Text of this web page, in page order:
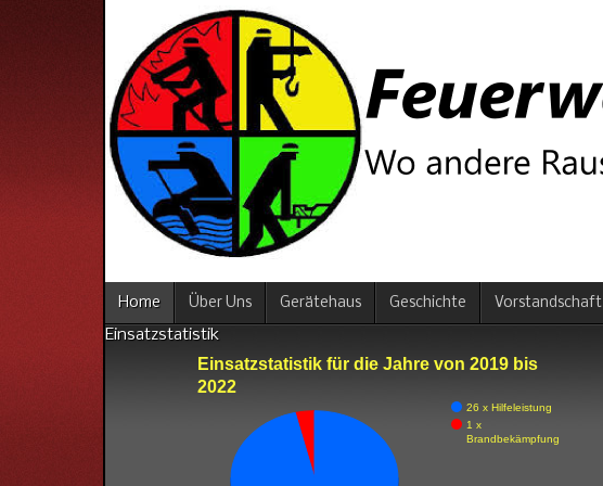
Home Über Uns Gerätehaus Geschichte Vorstandschaft
Einsatzstatistik
Einsatzstatistik für die Jahre von 2019 bis
2022
26 x Hilfeleistung
1 x
Brandbekämpfung